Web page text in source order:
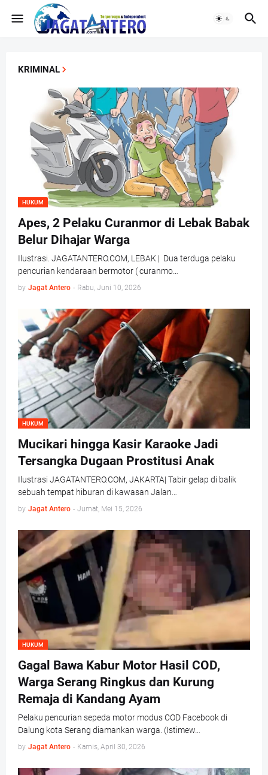
KRIMINAL
HUKUM
Apes, 2 Pelaku Curanmor di Lebak Babak
Belur Dihajar Warga
Ilustrasi. JAGATANTERO.COM, LEBAK | Dua terduga pelaku
pencurian kendaraan bermotor ( curanmo…
by Jagat Antero - Rabu, Juni 10, 2026
HUKUM
Mucikari hingga Kasir Karaoke Jadi
Tersangka Dugaan Prostitusi Anak
Ilustrasi JAGATANTERO.COM, JAKARTA| Tabir gelap di balik
sebuah tempat hiburan di kawasan Jalan…
by Jagat Antero - Jumat, Mei 15, 2026
HUKUM
Gagal Bawa Kabur Motor Hasil COD,
Warga Serang Ringkus dan Kurung
Remaja di Kandang Ayam
Pelaku pencurian sepeda motor modus COD Facebook di
Dalung kota Serang diamankan warga. (Istimew…
by Jagat Antero - Kamis, April 30, 2026